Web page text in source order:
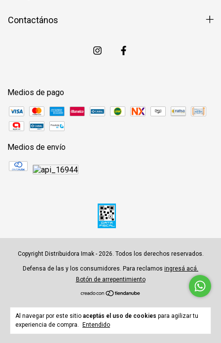
Al navegar por este sitio aceptás el uso de cookies para agilizar tu
experiencia de compra.
Entendido
Contactános
Medios de pago
Medios de envío
Copyright Distribuidora Imak - 2026. Todos los derechos reservados.
Defensa de las y los consumidores. Para reclamos ingresá acá.
Botón de arrepentimiento